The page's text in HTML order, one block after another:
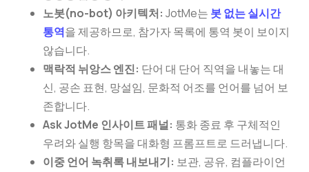
노봇(no-bot) 아키텍처:JotMe는 봇 없는 실시간
통역을 제공하므로, 참가자 목록에 통역 봇이 보이지
않습니다.
맥락적 뉘앙스 엔진: 단어 대 단어 직역을 내놓는 대
신, 공손 표현, 망설임, 문화적 어조를 언어를 넘어 보
존합니다.
Ask JotMe 인사이트 패널: 통화 종료 후 구체적인
우려와 실행 항목을 대화형 프롬프트로 드러냅니다.
이중 언어 녹취록 내보내기: 보관, 공유, 컴플라이언